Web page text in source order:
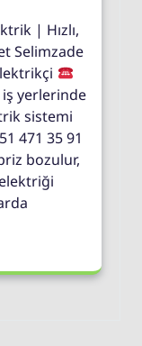
| Hızlı,
Selimzade
yerlerinde
sistemi
471 35 91
bozulur,